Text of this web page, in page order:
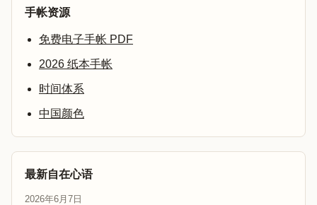
手帐资源
免费电子手帐 PDF
2026 纸本手帐
时间体系
中国颜色
最新自在心语
2026年6月7日